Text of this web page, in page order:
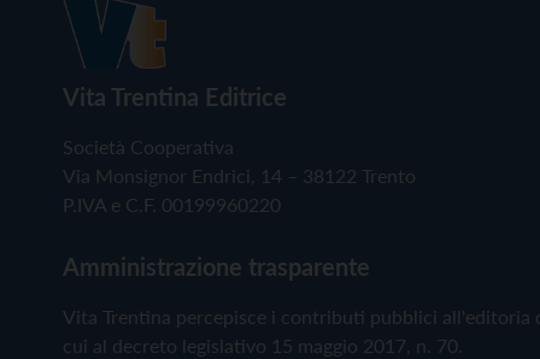
Vita Trentina Editrice
Società Cooperativa
Via Monsignor Endrici, 14 – 38122 Trento
P.IVA e C.F. 00199960220
Amministrazione trasparente
Vita Trentina percepisce i contributi pubblici all'editoria
cui al decreto legislativo 15 maggio 2017, n. 70.